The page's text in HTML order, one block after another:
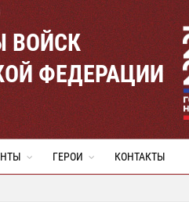
ВОЙСК
ФЕДЕРАЦИИ
ГЕРОИ КОНТАКТЫ